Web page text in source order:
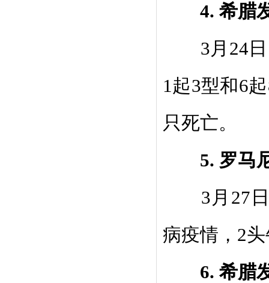
4. 希腊
3月 24
1起3型和6起
只死亡。
5. 罗马
3 月 27
病疫情， 2
6. 希腊